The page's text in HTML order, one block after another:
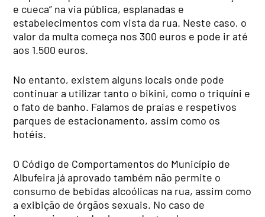
e cueca” na via pública, esplanadas e
estabelecimentos com vista da rua. Neste caso, o
valor da multa começa nos 300 euros e pode ir até
aos 1.500 euros.
No entanto, existem alguns locais onde pode
continuar a utilizar tanto o bikini, como o triquíni e
o fato de banho. Falamos de praias e respetivos
parques de estacionamento, assim como os
hotéis.
O Código de Comportamentos do Município de
Albufeira já aprovado também não permite o
consumo de bebidas alcoólicas na rua, assim como
a exibição de órgãos sexuais. No caso de